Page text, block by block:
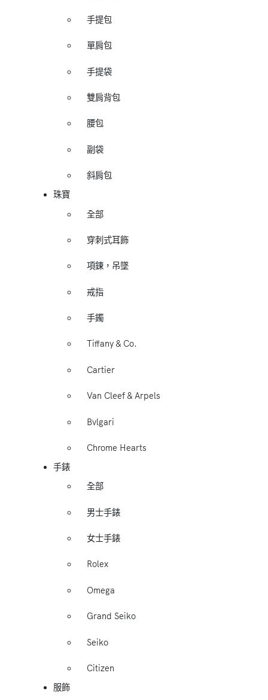
手提包
單肩包
手提袋
雙肩背包
腰包
副袋
斜肩包
珠寶
全部
穿刺式耳飾
項鍊，吊墜
戒指
手鐲
Tiffany & Co.
Cartier
Van Cleef & Arpels
Bvlgari
Chrome Hearts
手錶
全部
男士手錶
女士手錶
Rolex
Omega
Grand Seiko
Seiko
Citizen
服飾